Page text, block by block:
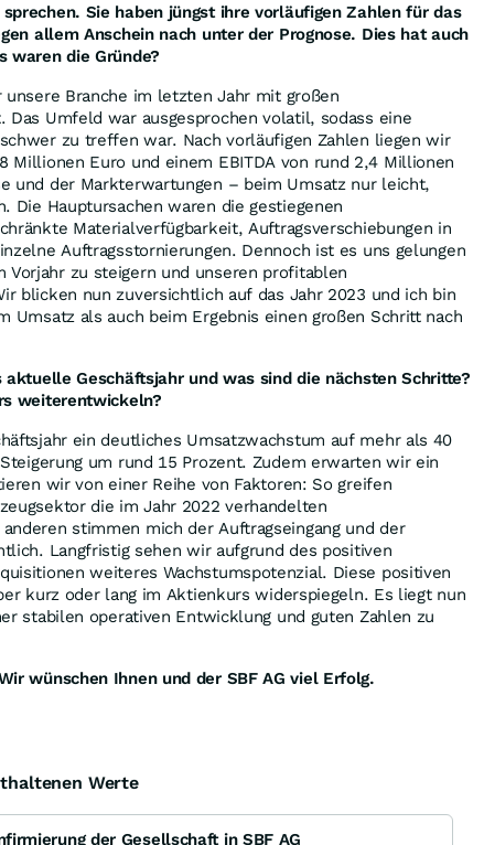
Sie haben jüngst ihre vorläufigen Zahlen für das
allem Anschein nach unter der Prognose. Dies hat auch
waren die Gründe?
Branche im letzten Jahr mit großen
Umfeld war ausgesprochen volatil, sodass eine
zu treffen war. Nach vorläufigen Zahlen liegen wir
Millionen Euro und einem EBITDA von rund 2,4 Millionen
und der Markterwartungen – beim Umsatz nur leicht,
Die Hauptursachen waren die gestiegenen
Materialverfügbarkeit, Auftragsverschiebungen in
Auftragsstornierungen. Dennoch ist es uns gelungen
Vorjahr zu steigern und unseren profitablen
blicken nun zuversichtlich auf das Jahr 2023 und ich bin
Umsatz als auch beim Ergebnis einen großen Schritt nach
Geschäftsjahr und was sind die nächsten Schritte?
weiterentwickeln?
ein deutliches Umsatzwachstum auf mehr als 40
um rund 15 Prozent. Zudem erwarten wir ein
wir von einer Reihe von Faktoren: So greifen
die im Jahr 2022 verhandelten
stimmen mich der Auftragseingang und der
Langfristig sehen wir aufgrund des positiven
weiteres Wachstumspotenzial. Diese positiven
kurz oder lang im Aktienkurs widerspiegeln. Es liegt nun
stabilen operativen Entwicklung und guten Zahlen zu
wünschen Ihnen und der SBF AG viel Erfolg.
Werte
der Gesellschaft in SBF AG